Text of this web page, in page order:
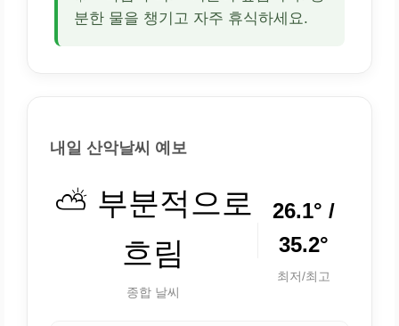
분한 물을 챙기고 자주 휴식하세요.
내일 산악날씨 예보
⛅ 부분적으로
흐림
종합 날씨
26.1° /
35.2°
최저/최고